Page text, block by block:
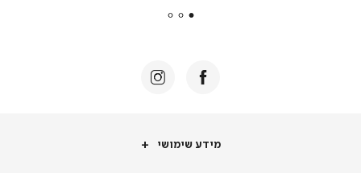
|
מידע
מידע שימושי